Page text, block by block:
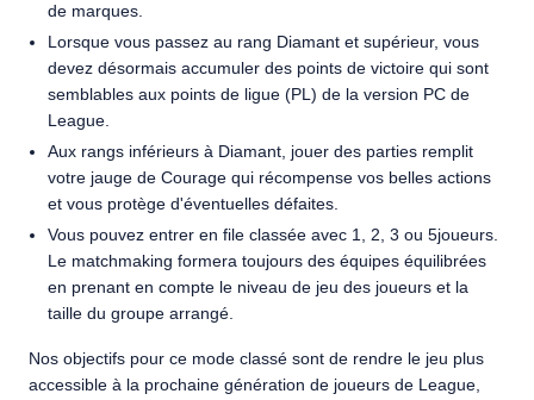
de marques.
Lorsque vous passez au rang Diamant et supérieur, vous
devez désormais accumuler des points de victoire qui sont
semblables aux points de ligue (PL) de la version PC de
League.
Aux rangs inférieurs à Diamant, jouer des parties remplit
votre jauge de Courage qui récompense vos belles actions
et vous protège d'éventuelles défaites.
Vous pouvez entrer en file classée avec 1, 2, 3 ou 5joueurs.
Le matchmaking formera toujours des équipes équilibrées
en prenant en compte le niveau de jeu des joueurs et la
taille du groupe arrangé.
Nos objectifs pour ce mode classé sont de rendre le jeu plus
accessible à la prochaine génération de joueurs de League,